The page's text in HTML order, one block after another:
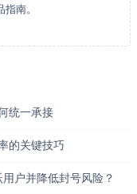
南。
统一承接
的关键技巧
户并降低封号风险？